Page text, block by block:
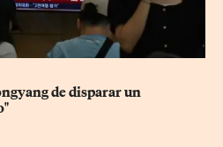
de disparar un